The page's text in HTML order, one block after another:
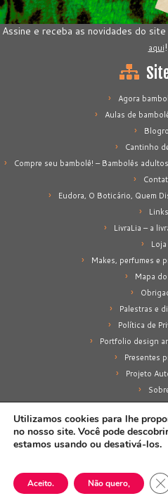
Assine e receba as novidades do
aqui!
Agora
Aulas de
Cantinho
Compre seu bambolê! – Bambolês
Eudora, O Boticário, Quem
Links
LivraLia – a
Loja
Makes, perfumes e
Mapa
Palestras e
Política de
Portfolio design
Presentes
Projeto
Sobre
© 2026Lia Amancio ·
Designed with the
Utilizamos cookies para lhe
no nosso site. Você pode
estamos usando ou desativá-los.
Aceito. Não quero,